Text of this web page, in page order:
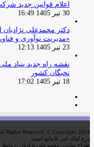
اعلام قوانین جدید
30 تیر 1405 16:49
دکتر محمدعلی
«مدیریت نوآوری و
23 تیر 1405 12:13
نقشه راه جدید بنیاد
نخبگان کشور
18 تیر 1405 17:02
درج لینک خبر بلامانع است.
طراح سایت: محمدعلی نژادیان | روابط